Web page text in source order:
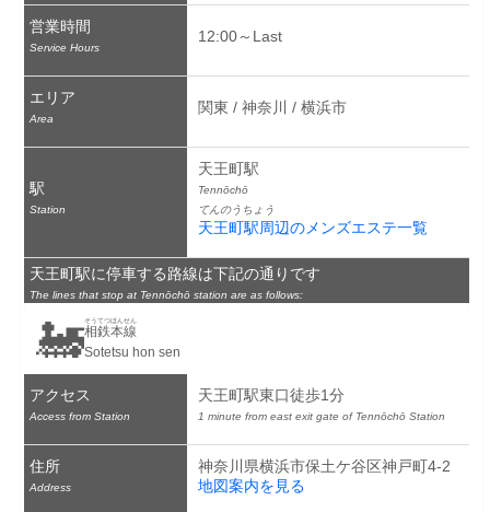
営業時間
Service Hours
12:00～Last
エリア
Area
関東 / 神奈川 / 横浜市
駅
Station
天王町駅
Tennōchō
てんのうちょう
天王町駅周辺のメンズエステ一覧
天王町駅に停車する路線は下記の通りです
The lines that stop at Tennōchō station are as follows:
🚂相鉄本線
そうてつほんせん
Sotetsu hon sen
アクセス
Access from Station
天王町駅東口徒歩1分
1 minute from east exit gate of Tennōchō Station
住所
Address
神奈川県横浜市保土ケ谷区神戸町4-2
地図案内を見る